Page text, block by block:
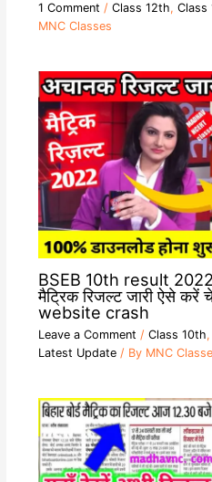
1 Comment / Class 12th, Class
MNC Classes
BSEB 10th result
मैट्रिक रिजल्ट जारी ऐसे
website crash
Leave a Comment / Class 10th,
Latest Update/ By MNC